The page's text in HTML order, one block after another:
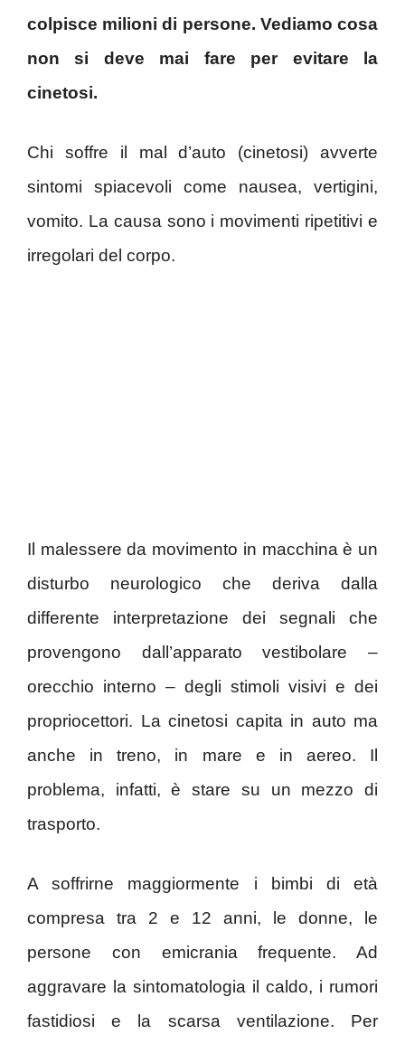
colpisce milioni di persone. Vediamo cosa
non si deve mai fare per evitare la
cinetosi.
Chi soffre il mal d’auto (cinetosi) avverte
sintomi spiacevoli come nausea, vertigini,
vomito. La causa sono i movimenti ripetitivi e
irregolari del corpo.
Il malessere da movimento in macchina è un
disturbo neurologico che deriva dalla
differente interpretazione dei segnali che
provengono dall’apparato vestibolare –
orecchio interno – degli stimoli visivi e dei
propriocettori. La cinetosi capita in auto ma
anche in treno, in mare e in aereo. Il
problema, infatti, è stare su un mezzo di
trasporto.
A soffrirne maggiormente i bimbi di età
compresa tra 2 e 12 anni, le donne, le
persone con emicrania frequente. Ad
aggravare la sintomatologia il caldo, i rumori
fastidiosi e la scarsa ventilazione. Per